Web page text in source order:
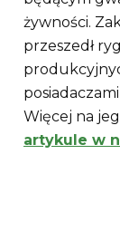
żywności.
przeszedł
Więcej na
artykule w